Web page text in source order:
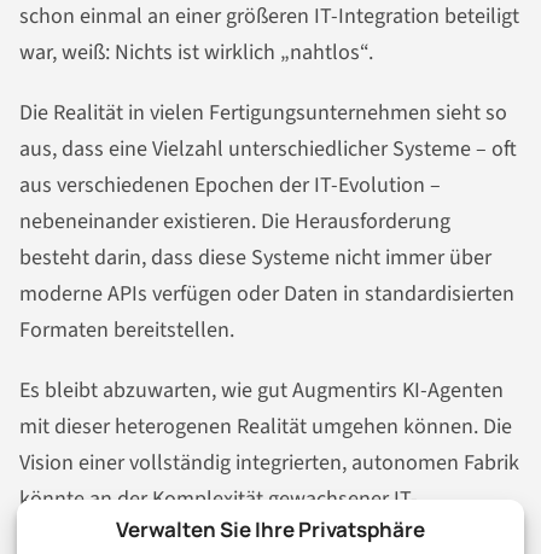
Verwalten Sie Ihre Privatsphäre
schon einmal an einer größeren IT-Integration beteiligt
war, weiß: Nichts ist wirklich „nahtlos“.
Die Realität in vielen Fertigungsunternehmen sieht so
aus, dass eine Vielzahl unterschiedlicher Systeme – oft
aus verschiedenen Epochen der IT-Evolution –
nebeneinander existieren. Die Herausforderung
besteht darin, dass diese Systeme nicht immer über
moderne APIs verfügen oder Daten in standardisierten
Formaten bereitstellen.
Es bleibt abzuwarten, wie gut Augmentirs KI-Agenten
mit dieser heterogenen Realität umgehen können. Die
Vision einer vollständig integrierten, autonomen Fabrik
könnte an der Komplexität gewachsener IT-
Landschaften scheitern – oder zumindest deutlich